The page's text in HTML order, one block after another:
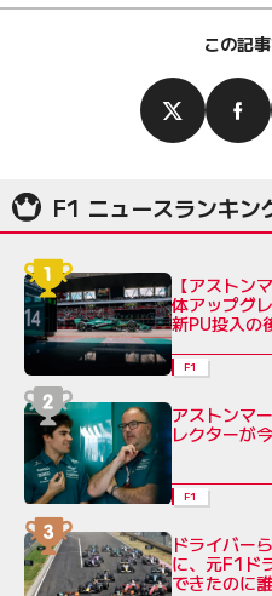
この記
F1 ニュースランキン
【アストン
体アップグ
新PU投入の
F1
アストンマ
レクターが
F1
ドライバー
に、元F1ド
できたのに